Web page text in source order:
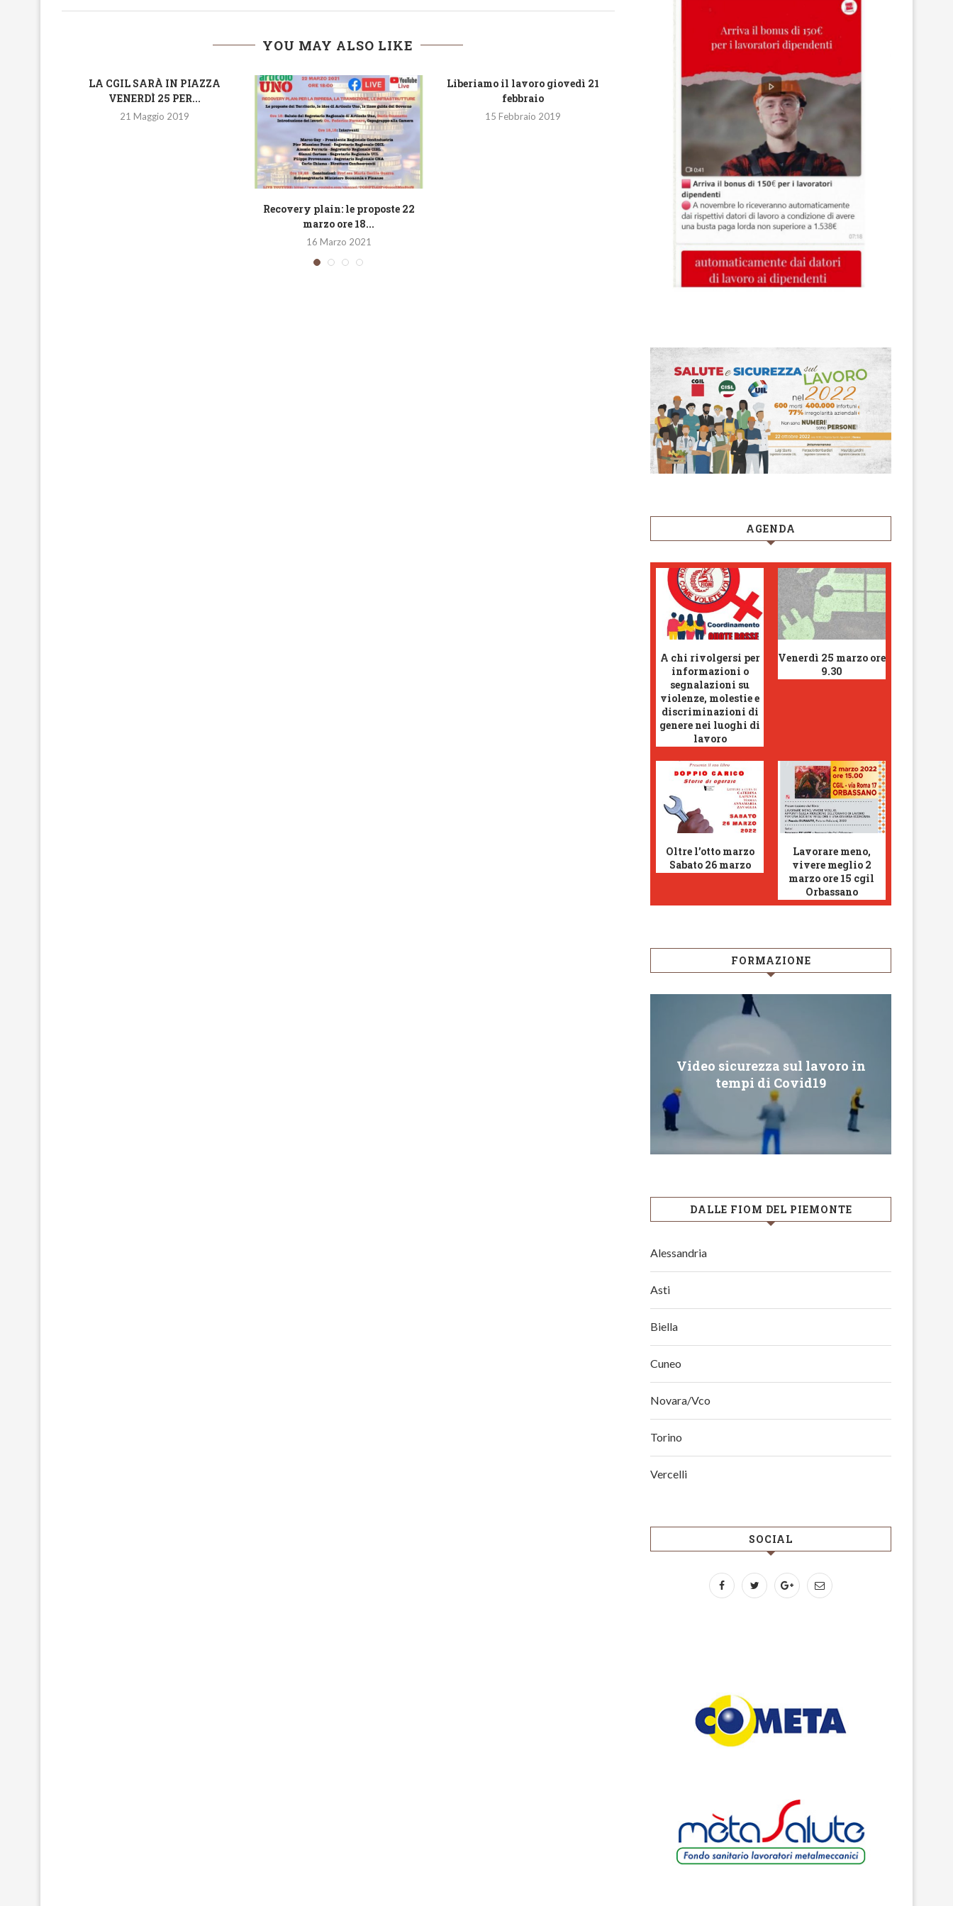
YOU MAY ALSO LIKE
LA CGIL SARÀ IN PIAZZA
VENERDÌ 25 PER...
21 Maggio 2019
Recovery plain: le proposte 22
marzo ore 18...
16 Marzo 2021
Liberiamo il lavoro giovedì 21
febbraio
15 Febbraio 2019
Lunedì 25 aprile ore 21 : Il
palazzo...
24 Aprile 2021
Manifestazione Climate
Piazza Castello Torino
AGENDA
A chi rivolgersi per
informazioni o
segnalazioni su
violenze, molestie e
discriminazioni di
genere nei luoghi di
lavoro
Venerdì 25 marzo ore
9.30
Oltre l’otto marzo
Sabato 26 marzo
Lavorare meno,
vivere meglio 2
marzo ore 15 cgil
Orbassano
FORMAZIONE
Video sicurezza sul lavoro in
tempi di Covid19
DALLE FIOM DEL PIEMONTE
Alessandria
Asti
Biella
Cuneo
Novara/Vco
Torino
Vercelli
SOCIAL